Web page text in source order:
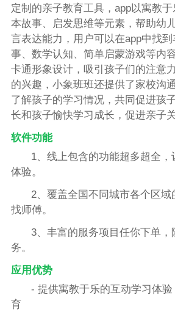
定制的亲子教育工具，app以寓教
本故事、启发思维等元素，帮助幼
言表达能力，用户可以在app中找
事、数学认知、简单启蒙游戏等内
卡通形象设计，吸引孩子们的注意
的兴趣，小象班班还提供了家校沟
了解孩子的学习情况，共同促进孩
长和孩子愉快学习成长，促进亲子
软件功能
1、线上包含的功能超多超全
体验。
2、覆盖全国不同城市各个区
找师傅。
3、丰富的服务项目任你下单，
务。
应用优势
- 提供寓教于乐的互动学习体
育